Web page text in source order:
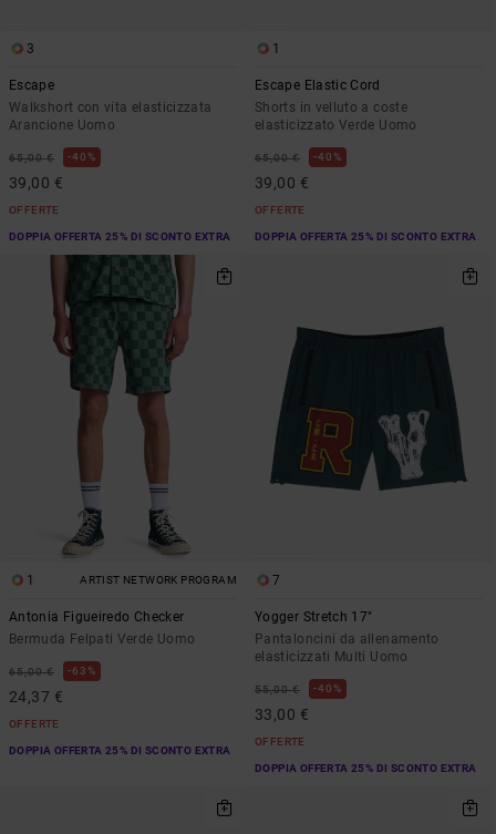
3
Escape
Walkshort con vita elasticizzata
Arancione Uomo
65,00 € 40%
39,00 €
OFFERTE
DOPPIA OFFERTA 25% DI SCONTO EXTRA
1
Escape Elastic Cord
Shorts in velluto a coste
elasticizzato Verde Uomo
65,00 € 40%
39,00 €
OFFERTE
DOPPIA OFFERTA 25% DI SCONTO EXTRA
1 ARTIST NETWORK PROGRAM
Antonia Figueiredo Checker
Bermuda Felpati Verde Uomo
65,00 € 63%
24,37 €
OFFERTE
DOPPIA OFFERTA 25% DI SCONTO EXTRA
7
Yogger Stretch 17"
Pantaloncini da allenamento
elasticizzati Multi Uomo
55,00 € 40%
33,00 €
OFFERTE
DOPPIA OFFERTA 25% DI SCONTO EXTRA